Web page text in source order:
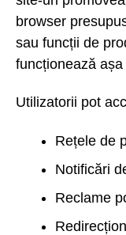
browser
sau funcții de
funcționează
Utilizatorii pot
Rețele de
Notificări
Reclame